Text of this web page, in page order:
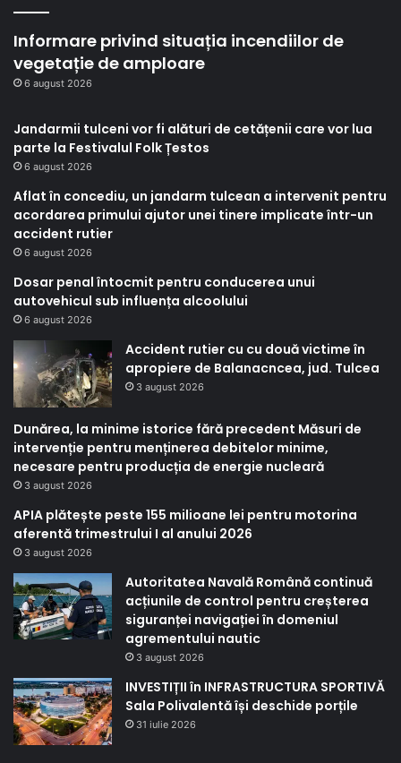
Informare privind situația incendiilor de
vegetație de amploare
6 august 2026
Jandarmii tulceni vor fi alături de cetățenii care vor lua
parte la Festivalul Folk Țestos
6 august 2026
Aflat în concediu, un jandarm tulcean a intervenit pentru
acordarea primului ajutor unei tinere implicate într-un
accident rutier
6 august 2026
Dosar penal întocmit pentru conducerea unui
autovehicul sub influența alcoolului
6 august 2026
Accident rutier cu cu două victime în
apropiere de Balanacncea, jud. Tulcea
3 august 2026
Dunărea, la minime istorice fără precedent Măsuri de
intervenție pentru menținerea debitelor minime,
necesare pentru producția de energie nucleară
3 august 2026
APIA plătește peste 155 milioane lei pentru motorina
aferentă trimestrului I al anului 2026
3 august 2026
Autoritatea Navală Română continuă
acțiunile de control pentru creșterea
siguranței navigației în domeniul
agrementului nautic
3 august 2026
INVESTIȚII în INFRASTRUCTURA SPORTIVĂ
Sala Polivalentă își deschide porțile
31 iulie 2026